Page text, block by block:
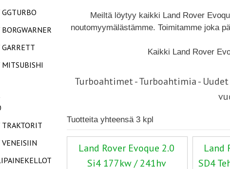
Meiltä löytyy kaikki Land Rover
noutomyymälästämme. Toimitamme joka
Kaikki Land Rover
Turboahtimet - Turboahtimia -
Tuotteita yhteensä 3 kpl
Land Rover Evoque 2.0
Si4 177kw / 241hv
Land
SD4